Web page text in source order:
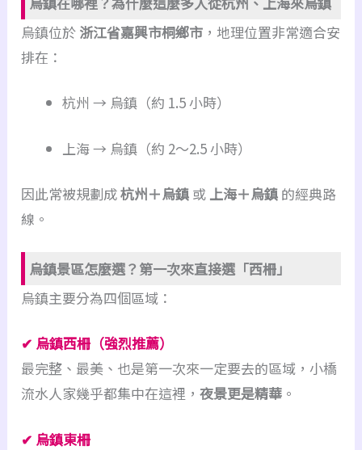
烏鎮位於 浙江省嘉興市桐鄉市 ，地理位置非常適合安
排在：
杭州 → 烏鎮（約 1.5 小時）
上海 → 烏鎮（約 2～2.5 小時）
因此常被規劃成杭州＋烏鎮 或 上海＋烏鎮 的經典路
線。
烏鎮景區怎麼選？第一次來直接選「西柵」
烏鎮主要分為四個區域：
✔ 烏鎮西柵（強烈推薦）
最完整、最美、也是第一次來一定要去的區域，小橋
流水人家幾乎都集中在這裡，夜景更是精華 。
✔ 烏鎮東柵